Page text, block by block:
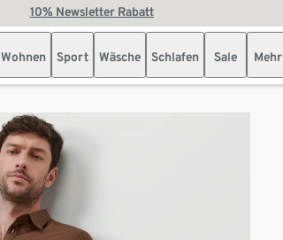
10% Newsletter Rabatt
Wohnen Sport Wäsche Schlafen Sale Mehr